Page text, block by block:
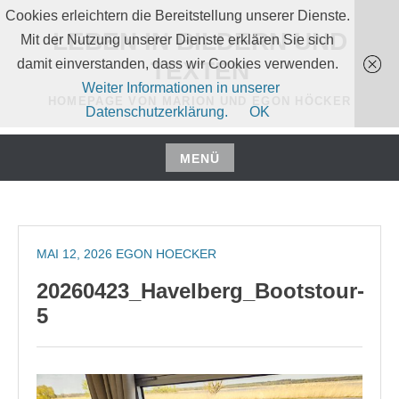
Zum
Inhalt
springen
LEBEN IN BILDERN UND
TEXTEN
MENÜ
Zum
springen
MAI 12, 2026 EGON HOECKER
20260423_Havelberg_Bootstour-
5
Cookies erleichtern die Bereitstellung unserer Dienste.
Mit der Nutzung unserer Dienste erklären Sie sich
damit einverstanden, dass wir Cookies verwenden.
Weiter Informationen in unserer
Datenschutzerklärung.
OK